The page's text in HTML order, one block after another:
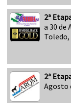
2ª
a 30 de
Toledo,
2ª
Agosto